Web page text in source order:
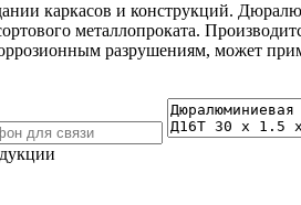
каркасов и конструкций.
металлопроката.
разрушениям, может